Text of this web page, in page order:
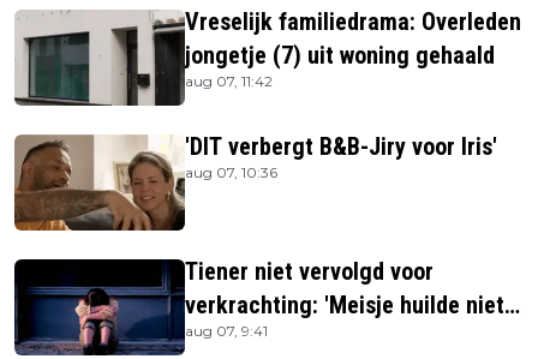
Vreselijk familiedrama: Overleden
jongetje (7) uit woning gehaald
aug 07, 11:42
'DIT verbergt B&B-Jiry voor Iris'
aug 07, 10:36
Tiener niet vervolgd voor
verkrachting: 'Meisje huilde niet
hard genoeg'
aug 07, 9:41